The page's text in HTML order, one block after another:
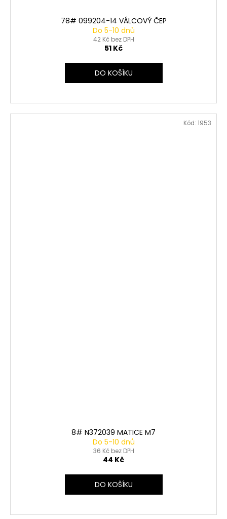
78# 099204-14 VÁLCOVÝ ČEP
Do 5-10 dnů
42 Kč bez DPH
51 Kč
DO KOŠÍKU
8# N372039 MATICE M7
Do 5-10 dnů
36 Kč bez DPH
44 Kč
DO KOŠÍKU
Kód: 1953